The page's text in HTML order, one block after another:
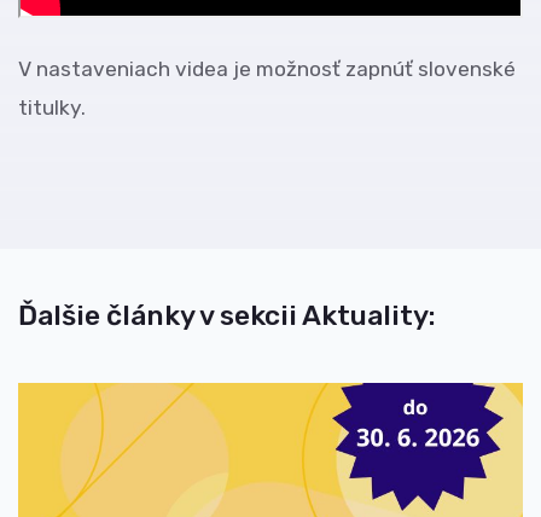
V nastaveniach videa je možnosť zapnúť slovenské
titulky.
Ďalšie články v sekcii Aktuality: